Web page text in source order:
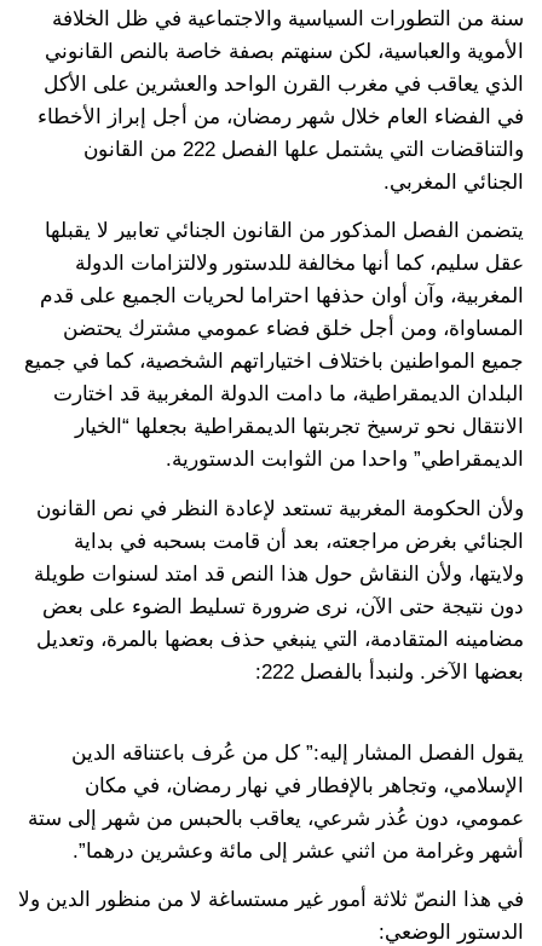
سنة من التطورات السياسية والاجتماعية في ظل الخلافة
الأموية والعباسية، لكن سنهتم بصفة خاصة بالنص القانوني
الذي يعاقب في مغرب القرن الواحد والعشرين على الأكل
في الفضاء العام خلال شهر رمضان، من أجل إبراز الأخطاء
والتناقضات التي يشتمل علها الفصل 222 من القانون
الجنائي المغربي.
يتضمن الفصل المذكور من القانون الجنائي تعابير لا يقبلها
عقل سليم، كما أنها مخالفة للدستور ولالتزامات الدولة
المغربية، وآن أوان حذفها احتراما لحريات الجميع على قدم
المساواة، ومن أجل خلق فضاء عمومي مشترك يحتضن
جميع المواطنين باختلاف اختياراتهم الشخصية، كما في جميع
البلدان الديمقراطية، ما دامت الدولة المغربية قد اختارت
الانتقال نحو ترسيخ تجربتها الديمقراطية بجعلها “الخيار
الديمقراطي” واحدا من الثوابت الدستورية.
ولأن الحكومة المغربية تستعد لإعادة النظر في نص القانون
الجنائي بغرض مراجعته، بعد أن قامت بسحبه في بداية
ولايتها، ولأن النقاش حول هذا النص قد امتد لسنوات طويلة
دون نتيجة حتى الآن، نرى ضرورة تسليط الضوء على بعض
مضامينه المتقادمة، التي ينبغي حذف بعضها بالمرة، وتعديل
بعضها الآخر. ولنبدأ بالفصل 222:
يقول الفصل المشار إليه:” كل من عُرف باعتناقه الدين
الإسلامي، وتجاهر بالإفطار في نهار رمضان، في مكان
عمومي، دون عُذر شرعي، يعاقب بالحبس من شهر إلى ستة
أشهر وغرامة من اثني عشر إلى مائة وعشرين درهما”.
في هذا النصّ ثلاثة أمور غير مستساغة لا من منظور الدين ولا
الدستور الوضعي: